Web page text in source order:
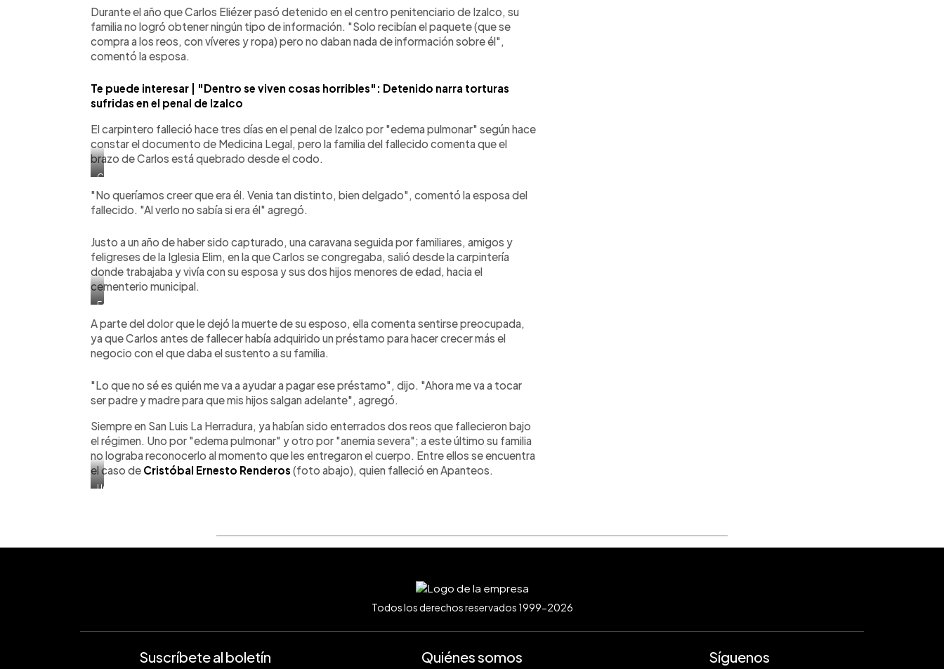
González
Solano.
Foto
EDH/
Cortesía
Durante el año que Carlos Eliézer pasó detenido en el centro penitenciario de Izalco, su
familia no logró obtener ningún tipo de información. "Solo recibían el paquete (que se
compra a los reos, con víveres y ropa) pero no daban nada de información sobre él",
comentó la esposa.
Te puede interesar | "Dentro se viven cosas horribles": Detenido narra torturas
sufridas en el penal de Izalco
El carpintero falleció hace tres días en el penal de Izalco por "edema pulmonar" según hace
constar el documento de Medicina Legal, pero la familia del fallecido comenta que el
brazo de Carlos está quebrado desde el codo.
Carlos
congregaba
en
Elim
de
la
localidad.
Foto
EDH/
"No queríamos creer que era él. Venia tan distinto, bien delgado", comentó la esposa del
fallecido. "Al verlo no sabía si era él" agregó.
Justo a un año de haber sido capturado, una caravana seguida por familiares, amigos y
feligreses de la Iglesia Elim, en la que Carlos se congregaba, salió desde la carpintería
donde trabajaba y vivía con su esposa y sus dos hijos menores de edad, hacia el
cementerio municipal.
Foto
Cortesía
A parte del dolor que le dejó la muerte de su esposo, ella comenta sentirse preocupada,
ya que Carlos antes de fallecer había adquirido un préstamo para hacer crecer más el
negocio con el que daba el sustento a su familia.
"Lo que no sé es quién me va a ayudar a pagar ese préstamo", dijo. "Ahora me va a tocar
ser padre y madre para que mis hijos salgan adelante", agregó.
Siempre en San Luis La Herradura, ya habían sido enterrados dos reos que fallecieron bajo
el régimen. Uno por "edema pulmonar" y otro por "anemia severa"; a este último su familia
no lograba reconocerlo al momento que les entregaron el cuerpo. Entre ellos se encuentra
el caso de Cristóbal Ernesto Renderos (foto abajo), quien falleció en Apanteos.
Un
de
Todos los derechos reservados 1999-2026
Suscríbete al boletín Quiénes somos Síguenos